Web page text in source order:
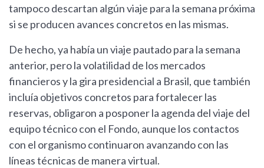
tampoco descartan algún viaje para la semana próxima
si se producen avances concretos en las mismas.
De hecho, ya había un viaje pautado para la semana
anterior, pero la volatilidad de los mercados
financieros y la gira presidencial a Brasil, que también
incluía objetivos concretos para fortalecer las
reservas, obligaron a posponer la agenda del viaje del
equipo técnico con el Fondo, aunque los contactos
con el organismo continuaron avanzando con las
líneas técnicas de manera virtual.